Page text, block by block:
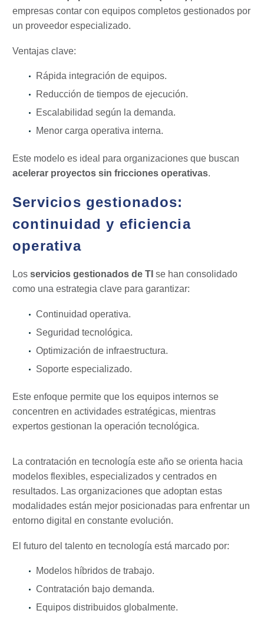
empresas contar con equipos completos gestionados por
un proveedor especializado.
Ventajas clave:
Rápida integración de equipos.
Reducción de tiempos de ejecución.
Escalabilidad según la demanda.
Menor carga operativa interna.
Este modelo es ideal para organizaciones que buscan
acelerar proyectos sin fricciones operativas.
Servicios gestionados:
continuidad y eficiencia
operativa
Los servicios gestionados de TI se han consolidado
como una estrategia clave para garantizar:
Continuidad operativa.
Seguridad tecnológica.
Optimización de infraestructura.
Soporte especializado.
Este enfoque permite que los equipos internos se
concentren en actividades estratégicas, mientras
expertos gestionan la operación tecnológica.
La contratación en tecnología este año se orienta hacia
modelos flexibles, especializados y centrados en
resultados. Las organizaciones que adoptan estas
modalidades están mejor posicionadas para enfrentar un
entorno digital en constante evolución.
El futuro del talento en tecnología está marcado por:
Modelos híbridos de trabajo.
Contratación bajo demanda.
Equipos distribuidos globalmente.